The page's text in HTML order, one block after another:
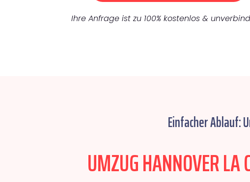
Ihre Anfrage ist zu 100% kostenlos &
Einfacher Ablauf:
UMZUG HANNOVER